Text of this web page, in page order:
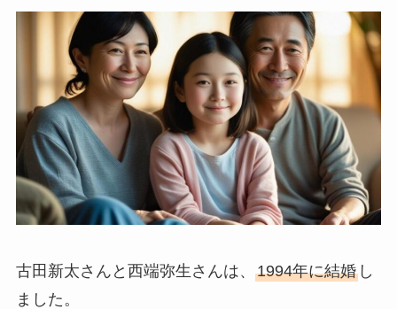
古田新太さんと西端弥生さんは、 1994年に結婚し
ました。